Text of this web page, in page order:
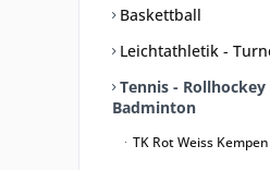
Baskettball
Leichtathletik -
Tennis - Rollhockey
Badminton
TK Rot Weiss Kempen